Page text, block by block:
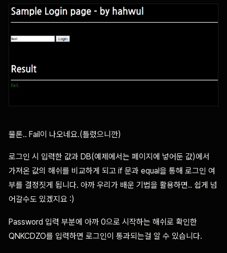
물론.. Fail이 나오네요.(틀렸으니깐)
로그인 시 입력한 값과 DB(예제에서는 페이지에 넣어둔 값)에서
가져온 값의 해쉬를 비교하게 되고 if 문과 equal을 통해 로그인 여
부를 결정짓게 됩니다. 아까 우리가 배운 기법을 활용하면.. 쉽게 넘
어갈수도 있겠지요 :)
Password 입력 부분에 아까 0으로 시작하는 해쉬로 확인한
QNKCDZO를 입력하면 로그인이 통과되는걸 알 수 있습니다.